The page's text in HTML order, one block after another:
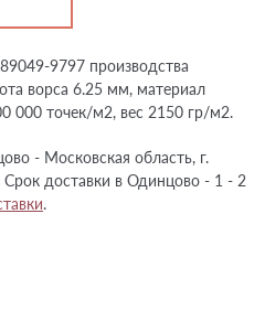
9797 производства
ворса 6.25 мм, материал
000 точек/м2, вес 2150 гр/м2.
- Московская область, г.
доставки в Одинцово - 1 - 2
.